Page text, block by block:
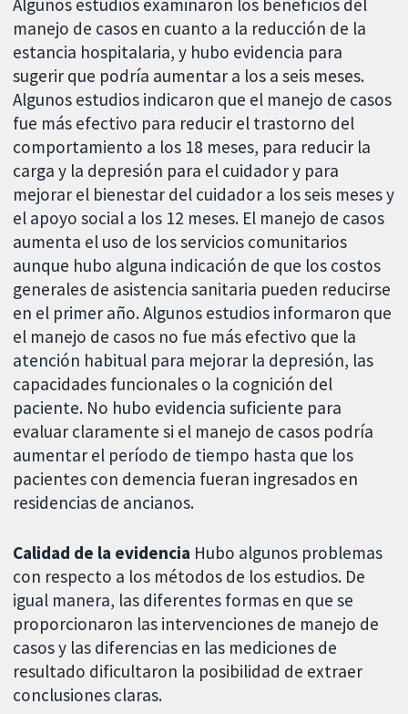
Algunos estudios examinaron los beneficios del
manejo de casos en cuanto a la reducción de la
estancia hospitalaria, y hubo evidencia para
sugerir que podría aumentar a los a seis meses.
Algunos estudios indicaron que el manejo de casos
fue más efectivo para reducir el trastorno del
comportamiento a los 18 meses, para reducir la
carga y la depresión para el cuidador y para
mejorar el bienestar del cuidador a los seis meses y
el apoyo social a los 12 meses. El manejo de casos
aumenta el uso de los servicios comunitarios
aunque hubo alguna indicación de que los costos
generales de asistencia sanitaria pueden reducirse
en el primer año. Algunos estudios informaron que
el manejo de casos no fue más efectivo que la
atención habitual para mejorar la depresión, las
capacidades funcionales o la cognición del
paciente. No hubo evidencia suficiente para
evaluar claramente si el manejo de casos podría
aumentar el período de tiempo hasta que los
pacientes con demencia fueran ingresados en
residencias de ancianos.
Calidad de la evidencia Hubo algunos problemas
con respecto a los métodos de los estudios. De
igual manera, las diferentes formas en que se
proporcionaron las intervenciones de manejo de
casos y las diferencias en las mediciones de
resultado dificultaron la posibilidad de extraer
conclusiones claras.